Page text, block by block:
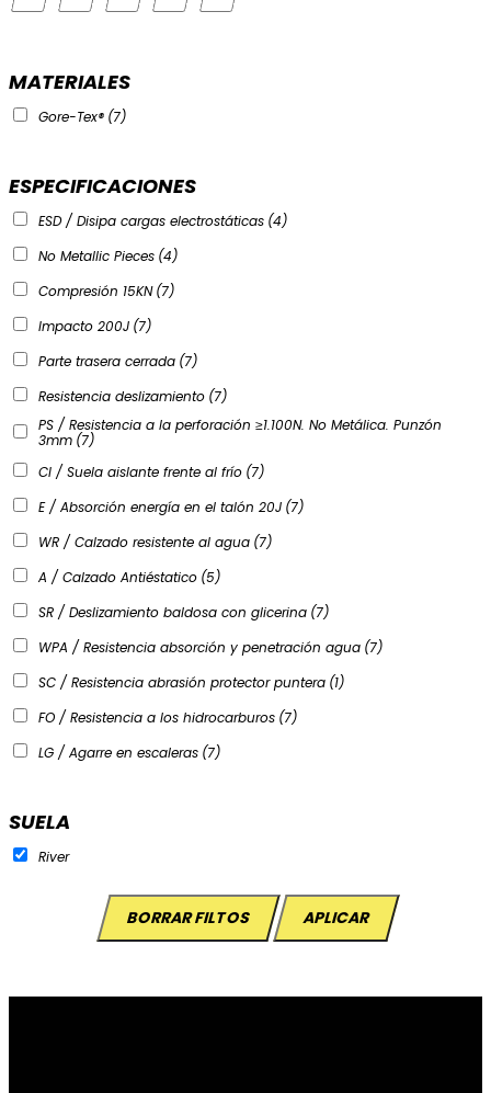
MATERIALES
Gore-Tex® (7)
ESPECIFICACIONES
ESD / Disipa cargas electrostáticas (4)
No Metallic Pieces (4)
Compresión 15KN (7)
Impacto 200J (7)
Parte trasera cerrada (7)
Resistencia deslizamiento (7)
PS / Resistencia a la perforación ≥1.100N. No Metálica. Punzón
3mm (7)
CI / Suela aislante frente al frío (7)
E / Absorción energía en el talón 20J (7)
WR / Calzado resistente al agua (7)
A / Calzado Antiéstatico (5)
SR / Deslizamiento baldosa con glicerina (7)
WPA / Resistencia absorción y penetración agua (7)
SC / Resistencia abrasión protector puntera (1)
FO / Resistencia a los hidrocarburos (7)
LG / Agarre en escaleras (7)
SUELA
River
BORRAR FILTOS APLICAR